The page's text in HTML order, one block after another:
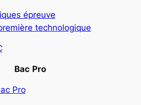
épreuve
technologique
Bac Pro
Pro